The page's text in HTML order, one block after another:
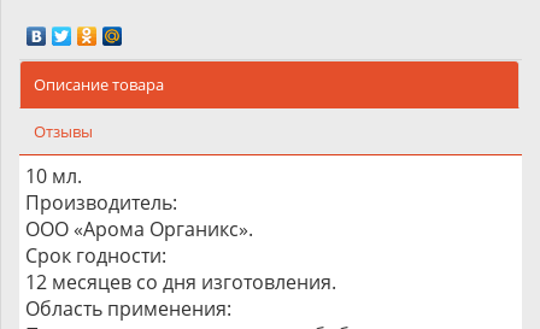
Описание товара
Отзывы
10 мл.
Производитель:
ООО «Арома Органикс».
Срок годности:
12 месяцев со дня изготовления.
Область применения: